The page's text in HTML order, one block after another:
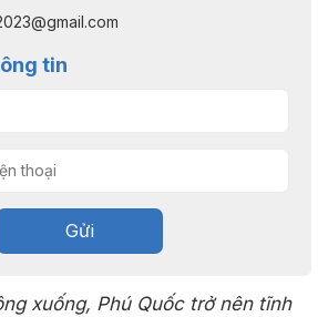
tin
Gửi
xuống, Phú Quốc trở nên tĩnh